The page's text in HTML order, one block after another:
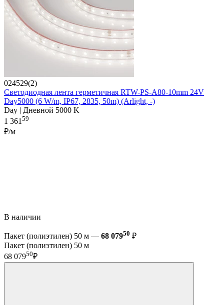
024529(2)
Светодиодная лента герметичная RTW-PS-A80-10mm 24V
Day5000 (6 W/m, IP67, 2835, 50m) (Arlight, -)
Day | Дневной 5000 K
1 361 59
₽/м
В наличии
Пакет (полиэтилен) 50 м — 68 07950 ₽
Пакет (полиэтилен) 50 м
68 07950₽